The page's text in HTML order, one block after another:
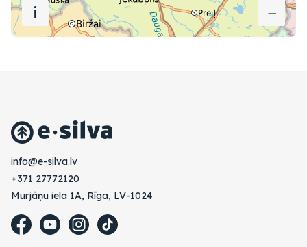
−
i
−
vl.avlis-e@ofni
+371 27772120
Murjāņu iela 1A, Rīga, LV-1024